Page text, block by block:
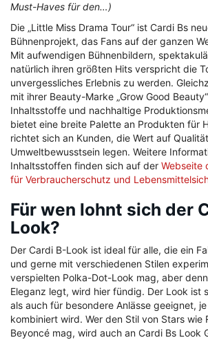
Must-Haves für den…)
Die „Little Miss Drama Tour“ ist Cardi Bs
Bühnenprojekt, das Fans auf der ganzen
Mit aufwendigen Bühnenbildern,
natürlich ihren größten Hits verspricht die
unvergessliches Erlebnis zu werden.
mit ihrer Beauty-Marke „Grow Good
Inhaltsstoffe und nachhaltige
bietet eine breite Palette an Produkten für
richtet sich an Kunden, die Wert auf
Umweltbewusstsein legen. Weitere
Inhaltsstoffen finden sich auf der Webseite
für Verbraucherschutz und
Für wen lohnt sich der
Look?
Der Cardi B-Look ist ideal für alle, die ein
und gerne mit verschiedenen Stilen
verspielten Polka-Dot-Look mag, aber
Eleganz legt, wird hier fündig. Der Look ist
als auch für besondere Anlässe geeignet,
kombiniert wird. Wer den Stil von Stars wie
Beyoncé mag, wird auch an Cardi Bs Look